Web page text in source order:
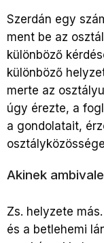
Szerdán egy
ment be az
különböző
különböző
merte az
úgy érezte, a
a gondolatait,
Akinek
Zs. helyzete
és a betlehemi